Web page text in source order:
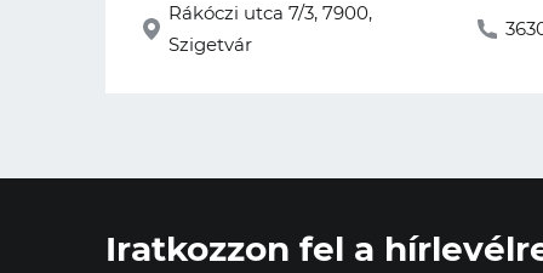
Rákóczi utca 7/3, 7900,
Szigetvár
Iratkozzon fel a